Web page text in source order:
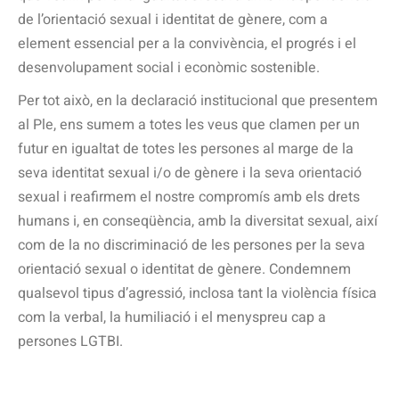
de l’orientació sexual i identitat de gènere, com a
element essencial per a la convivència, el progrés i el
desenvolupament social i econòmic sostenible.
Per tot això, en la declaració institucional que presentem
al Ple, ens sumem a totes les veus que clamen per un
futur en igualtat de totes les persones al marge de la
seva identitat sexual i/o de gènere i la seva orientació
sexual i reafirmem el nostre compromís amb els drets
humans i, en conseqüència, amb la diversitat sexual, així
com de la no discriminació de les persones per la seva
orientació sexual o identitat de gènere. Condemnem
qualsevol tipus d’agressió, inclosa tant la violència física
com la verbal, la humiliació i el menyspreu cap a
persones LGTBI.